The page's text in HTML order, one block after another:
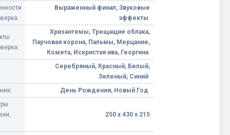
Елочные гирлянды
Фейерверк-шоу
Выраженный финал, Звуковые
эффекты
Хризантемы, Трещащие облака,
Парчовая корона, Пальмы, Мерцание,
Комета, Искристая ива, Георгина
Серебряный, Красный, Белый,
Зеленый, Синий
День Рождения, Новый Год
250 х 430 х 215